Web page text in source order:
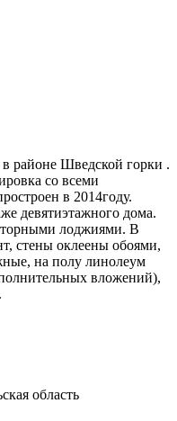
в районе Шведской горки .
со всеми
в 2014году.
девятиэтажного дома.
лоджиями. В
стены оклеены обоями,
на полу линолеум
вложений),
область